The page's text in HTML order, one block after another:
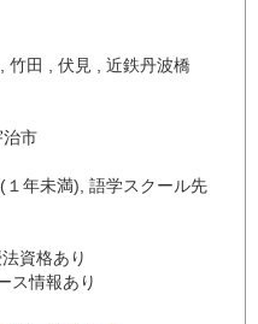
竹田 , 伏見 , 近鉄丹波橋
市
年未満), 語学スクール先
資格あり
ス情報あり